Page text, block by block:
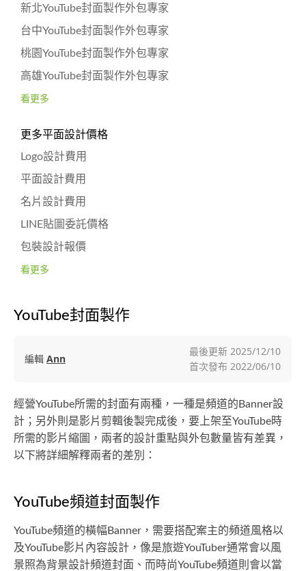
新北YouTube封面製作外包專家
台中YouTube封面製作外包專家
桃園YouTube封面製作外包專家
高雄YouTube封面製作外包專家
看更多
更多平面設計價格
Logo設計費用
平面設計費用
名片設計費用
LINE貼圖委託價格
包裝設計報價
看更多
YouTube封面製作
編輯 Ann
最後更新 2025/12/10
首次發布 2022/06/10
經營YouTube所需的封面有兩種，一種是頻道的Banner設
計；另外則是影片剪輯後製完成後，要上架至YouTube時
所需的影片縮圖，兩者的設計重點與外包數量皆有差異，
以下將詳細解釋兩者的差別：
YouTube頻道封面製作
YouTube頻道的橫幅Banner，需要搭配案主的頻道風格以
及YouTube影片內容設計，像是旅遊YouTuber通常會以風
景照為背景設計頻道封面、而時尚YouTube頻道則會以當